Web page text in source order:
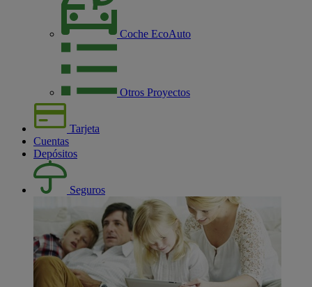
Coche EcoAuto
Otros Proyectos
Tarjeta
Cuentas
Depósitos
Seguros